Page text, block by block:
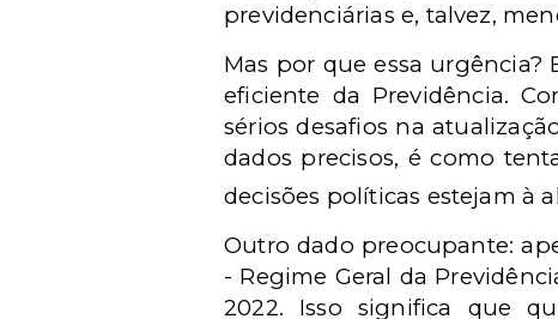
previdenciárias e, talvez,
Mas por que essa
eficiente da Previdência.
sérios desafios na
dados precisos, é como
decisões políticas estejam à
Outro dado preocupante:
- Regime Geral da
2022. Isso significa que